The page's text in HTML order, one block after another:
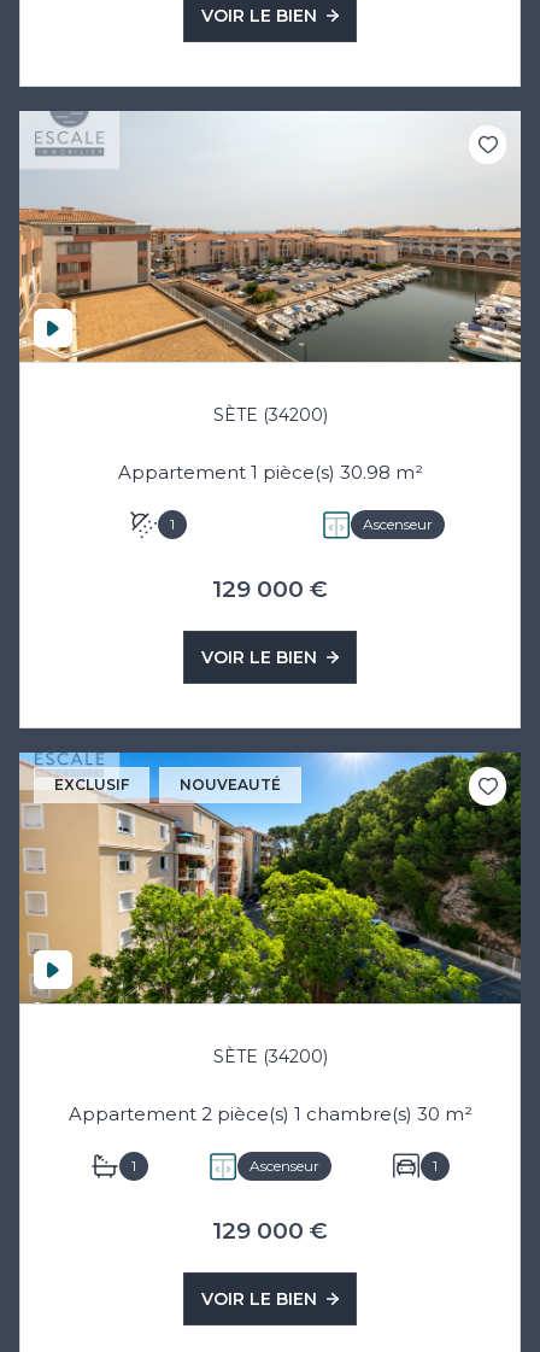
VOIR LE BIEN
SÈTE (34200)
Appartement 1 pièce(s) 30.98 m²
1 Ascenseur
129 000 €
VOIR LE BIEN
EXCLUSIF NOUVEAUTÉ
SÈTE (34200)
Appartement 2 pièce(s) 1 chambre(s) 30 m²
1 Ascenseur 1
129 000 €
VOIR LE BIEN